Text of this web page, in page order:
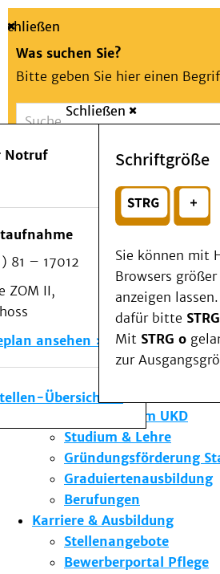
Suche
Schließen
Was suchen Sie?
Bitte geben Sie hier einen
Suchen
oder
Wählen Sie ein Thema für Ihren
Notfall
Schließen
Notruf
81 – 17012
ZOM II,
ansehen
Übersicht
Schriftgröße
Sie können mit
Browsers
anzeigen
dafür bitte
Mit STRG o
zur
Menü
Patienten & Besucher
Kliniken/Institute/
Als Patient am UKD
Beratung und
Veranstaltungen
Kommunikation im
Notfall
Forschung & Lehre
Die Institute des UKD
Forschung am UKD
Studium & Lehre
Gründungsförderung
Graduiertenausbildung
Berufungen
Karriere & Ausbildung
Stellenangebote
Bewerberportal Pflege